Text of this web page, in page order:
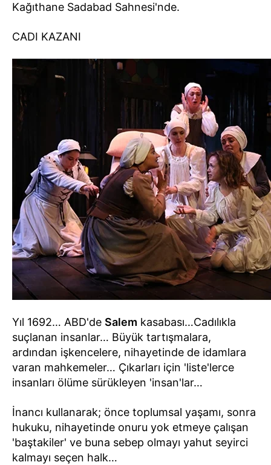
Kağıthane Sadabad Sahnesi'nde.
CADI KAZANI
Yıl 1692… ABD'de Salem kasabası…Cadılıkla
suçlanan insanlar… Büyük tartışmalara,
ardından işkencelere, nihayetinde de idamlara
varan mahkemeler… Çıkarları için 'liste'lerce
insanları ölüme sürükleyen 'insan'lar…
İnancı kullanarak; önce toplumsal yaşamı, sonra
hukuku, nihayetinde onuru yok etmeye çalışan
'baştakiler' ve buna sebep olmayı yahut seyirci
kalmayı seçen halk…